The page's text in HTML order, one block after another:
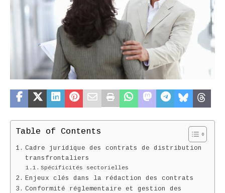
Table of Contents
Cadre juridique des contrats de distribution
transfrontaliers
Spécificités sectorielles
Enjeux clés dans la rédaction des contrats
Conformité réglementaire et gestion des